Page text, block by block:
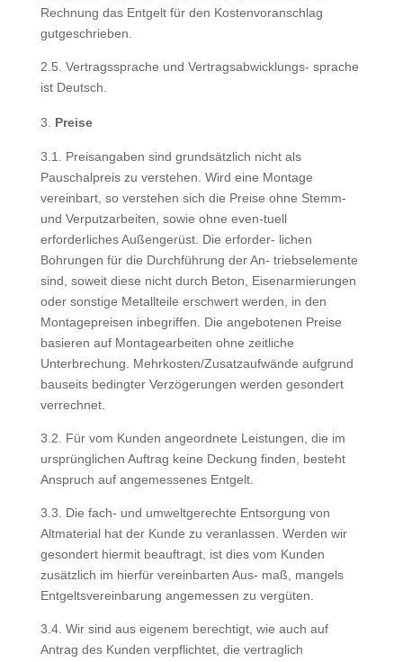
Rechnung das Entgelt für den Kostenvoranschlag
gutgeschrieben.
2.5. Vertragssprache und Vertragsabwicklungs- sprache
ist Deutsch.
Preise
3.1. Preisangaben sind grundsätzlich nicht als
Pauschalpreis zu verstehen. Wird eine Montage
vereinbart, so verstehen sich die Preise ohne Stemm-
und Verputzarbeiten, sowie ohne even-tuell
erforderliches Außengerüst. Die erforder- lichen
Bohrungen für die Durchführung der An- triebselemente
sind, soweit diese nicht durch Beton, Eisenarmierungen
oder sonstige Metallteile erschwert werden, in den
Montagepreisen inbegriffen. Die angebotenen Preise
basieren auf Montagearbeiten ohne zeitliche
Unterbrechung. Mehrkosten/Zusatzaufwände aufgrund
bauseits bedingter Verzögerungen werden gesondert
verrechnet.
3.2. Für vom Kunden angeordnete Leistungen, die im
ursprünglichen Auftrag keine Deckung finden, besteht
Anspruch auf angemessenes Entgelt.
3.3. Die fach- und umweltgerechte Entsorgung von
Altmaterial hat der Kunde zu veranlassen. Werden wir
gesondert hiermit beauftragt, ist dies vom Kunden
zusätzlich im hierfür vereinbarten Aus- maß, mangels
Entgeltsvereinbarung angemessen zu vergüten.
3.4. Wir sind aus eigenem berechtigt, wie auch auf
Antrag des Kunden verpflichtet, die vertraglich